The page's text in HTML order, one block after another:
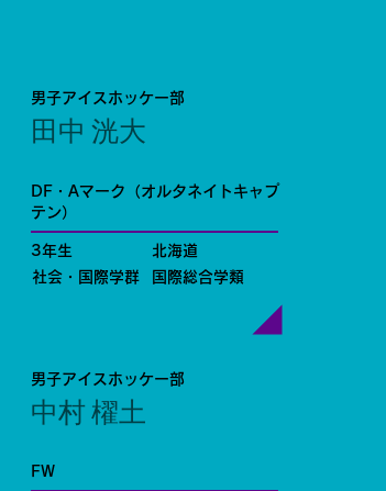
男子アイスホッケー部
田中 洸大
DF・Aマーク（オルタネイトキャプ
テン）
3年生
北海道
社会・国際学群
国際総合学類
男子アイスホッケー部
中村 櫂土
FW